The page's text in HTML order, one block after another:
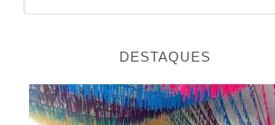
DESTAQUES